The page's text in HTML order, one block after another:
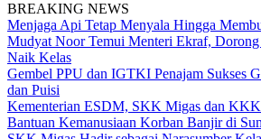
BREAKING NEWS
Menjaga Api Tetap Menyala Hingga
Mudyat Noor Temui Menteri Ekraf,
Naik Kelas
Gembel PPU dan IGTKI Penajam Sukses
dan Puisi
Kementerian ESDM, SKK Migas dan
Bantuan Kemanusiaan Korban Banjir di